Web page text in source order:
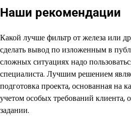
Наши рекомендации
Какой лучше фильтр от железа или
сделать вывод по изложенным в
сложных ситуациях надо
специалиста. Лучшим решением
подготовка проекта, основанная на
учетом особых требований клиента,
задании.